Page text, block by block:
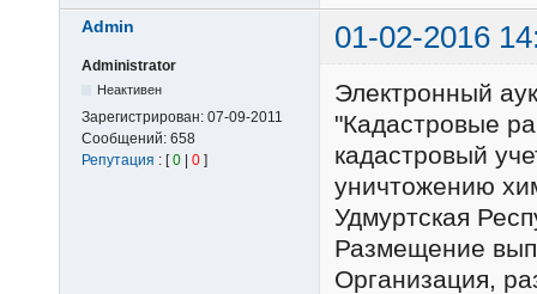
Admin 01-02-2016
Administrator
Неактивен
Зарегистрирован: 07-09-2011
Сообщений: 658
Репутация : [0 0 ]
Электронный
"Кадастровые
кадастровый
уничтожению
Удмуртская
Размещение
Организация,